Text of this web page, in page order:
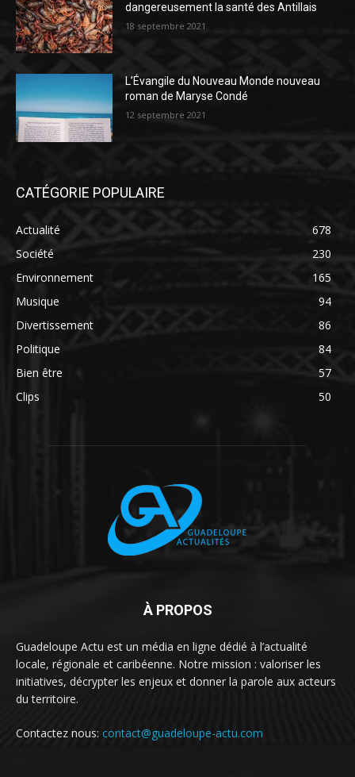
dangereusement la santé des Antillais
18 septembre 2021
L’Évangile du Nouveau Monde nouveau
roman de Maryse Condé
12 septembre 2021
CATÉGORIE POPULAIRE
Actualité
678
Société
230
Environnement
165
Musique
94
Divertissement
86
Politique
84
Bien être
57
Clips
50
À PROPOS
Guadeloupe Actu est un média en ligne dédié à l’actualité
locale, régionale et caribéenne. Notre mission : valoriser les
initiatives, décrypter les enjeux et donner la parole aux acteurs
du territoire.
Contactez nous: contact@guadeloupe-actu.com